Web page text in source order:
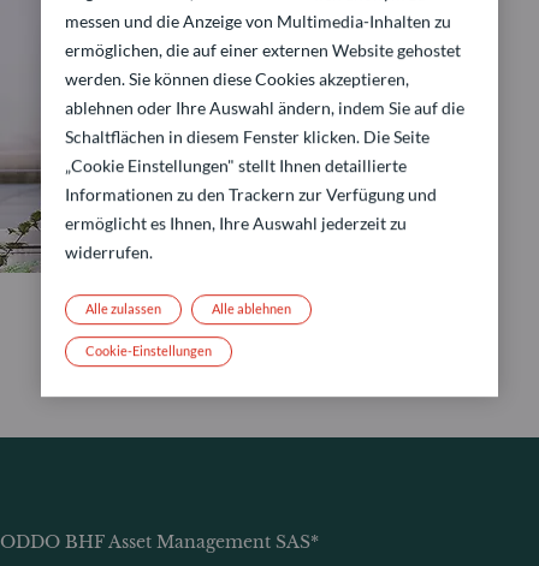
ODDO BHF Asset Management SAS*
messen und die Anzeige von Multimedia-Inhalten zu
ermöglichen, die auf einer externen Website gehostet
werden. Sie können diese Cookies akzeptieren,
ablehnen oder Ihre Auswahl ändern, indem Sie auf die
Schaltflächen in diesem Fenster klicken. Die Seite
„Cookie Einstellungen" stellt Ihnen detaillierte
Informationen zu den Trackern zur Verfügung und
ermöglicht es Ihnen, Ihre Auswahl jederzeit zu
widerrufen.
Alle ablehnen
Alle zulassen
Cookie-Einstellungen